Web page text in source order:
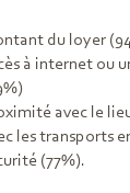
du loyer
à internet ou
avec le
les transports
(77%).